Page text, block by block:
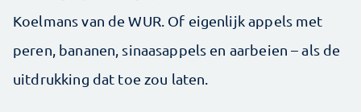
Koelmans van de WUR. Of eigenlijk appels met
peren, bananen, sinaasappels en aarbeien – als de
uitdrukking dat toe zou laten.